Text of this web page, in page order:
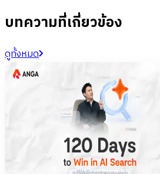
บทความที่เกี่ยวข้อง
ดูทั้งหมด